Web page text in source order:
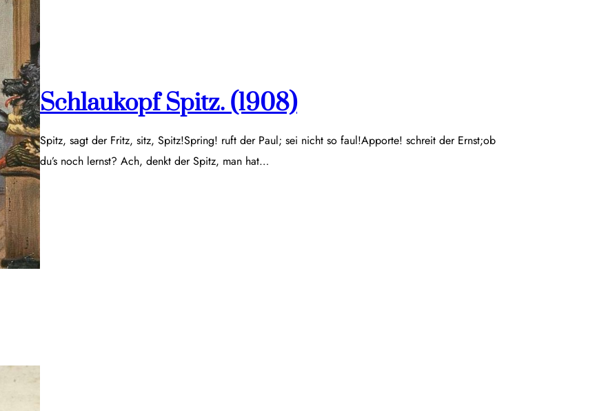
Schlaukopf Spitz. (1908)
Spitz, sagt der Fritz, sitz, Spitz!Spring! ruft der Paul; sei nicht so faul!Apporte! schreit der Ernst;ob
du’s noch lernst? Ach, denkt der Spitz, man hat…